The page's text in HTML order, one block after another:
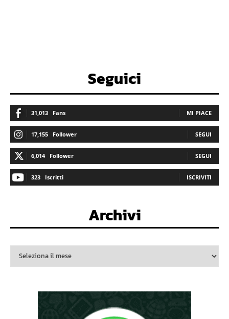
Seguici
31,013 Fans MI PIACE
17,155 Follower SEGUI
6,014 Follower SEGUI
323 Iscritti ISCRIVITI
Archivi